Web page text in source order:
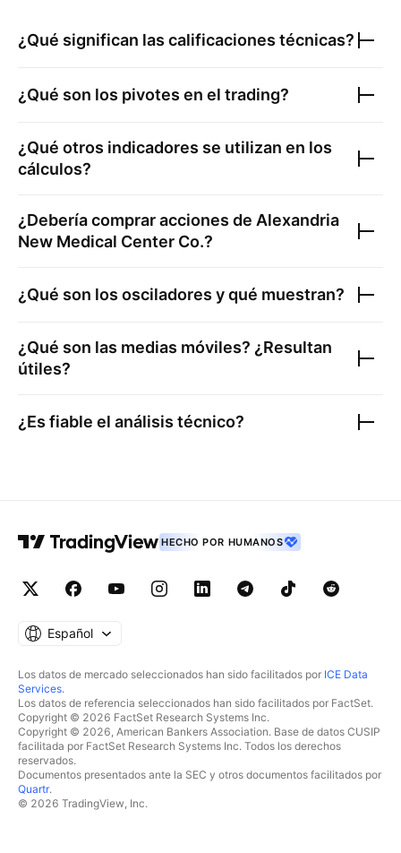
¿Qué significan las calificaciones técnicas?
¿Qué son los pivotes en el trading?
¿Qué otros indicadores se utilizan en los
cálculos?
¿Debería comprar acciones de Alexandria
New Medical Center Co.?
¿Qué son los osciladores y qué muestran?
¿Qué son las medias móviles? ¿Resultan
útiles?
¿Es fiable el análisis técnico?
HECHO POR HUMANOS
Español
Los datos de mercado seleccionados han sido facilitados por ICE Data
Services.
Los datos de referencia seleccionados han sido facilitados por FactSet.
Copyright © 2026 FactSet Research Systems Inc.
Copyright © 2026, American Bankers Association. Base de datos CUSIP
facilitada por FactSet Research Systems Inc. Todos los derechos
reservados.
Documentos presentados ante la SEC y otros documentos facilitados por
Quartr.
© 2026 TradingView, Inc.